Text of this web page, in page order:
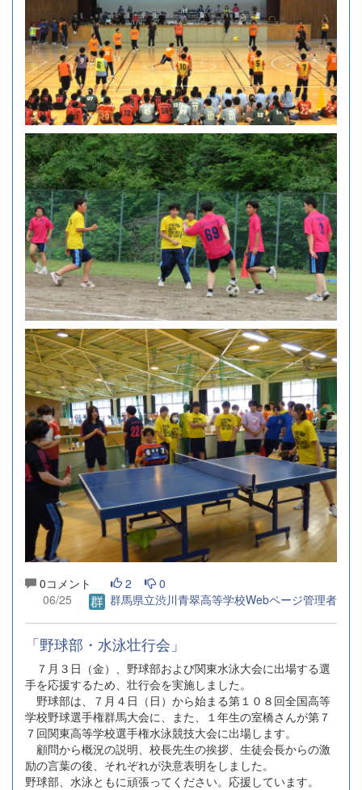
0コメント 2
0
06/25
群馬県立渋川青翠高等学校Webページ管理者
「野球部・水泳壮行会」
７月３日（金）、野球部および関東水泳大会に出場する選
手を応援するため、壮行会を実施しました。
野球部は、７月４日（日）から始まる第１０８回全国高等
学校野球選手権群馬大会に、また、１年生の室橋さんが第７
７回関東高等学校選手権水泳競技大会に出場します。
顧問から概況の説明、校長先生の挨拶、生徒会長からの激
励の言葉の後、それぞれが決意表明をしました。
野球部、水泳ともに頑張ってください。応援しています。